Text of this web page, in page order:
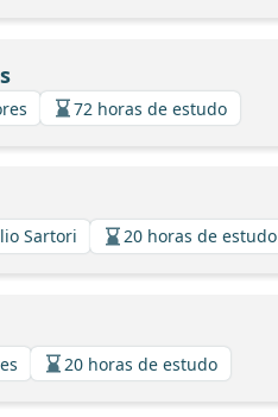
72 horas de estudo
Sartori 20 horas de estudo
20 horas de estudo